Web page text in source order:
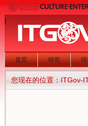
首页 研究
您现在的位置： ITGov-